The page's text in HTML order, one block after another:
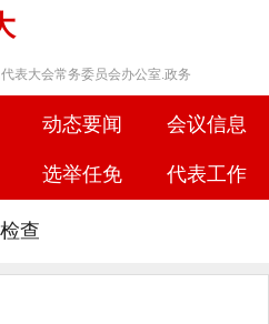
表大会常务委员会办公室.政务
动态要闻 会议信息
选举任免 代表工作
查